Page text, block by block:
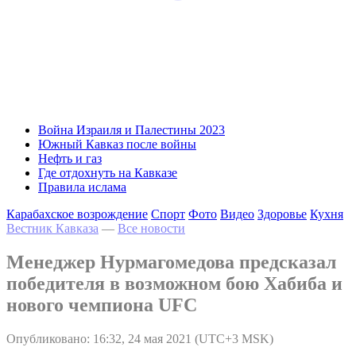
Война Израиля и Палестины 2023
Южный Кавказ после войны
Нефть и газ
Где отдохнуть на Кавказе
Правила ислама
Карабахское возрождение Спорт Фото Видео Здоровье Кухня
Вестник Кавказа — Все новости
Менеджер Нурмагомедова предсказал
победителя в возможном бою Хабиба и
нового чемпиона UFC
Опубликовано: 16:32, 24 мая 2021 (UTC+3 MSK)